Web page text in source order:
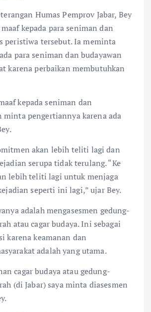
Humas Pemprov Jabar, Bey
kepada para seniman dan
peristiwa tersebut. Ia meminta
para seniman dan budayawan
karena perbaikan membutuhkan
kepada seniman dan
minta pengertiannya karena ada
akan lebih teliti lagi dan
serupa tidak terulang. “Ke
lebih teliti lagi untuk menjaga
seperti ini lagi,” ujar Bey.
adalah mengasesmen gedung-
atau cagar budaya. Ini sebagai
karena keamanan dan
adalah yang utama.
cagar budaya atau gedung-
(di Jabar) saya minta diasesmen